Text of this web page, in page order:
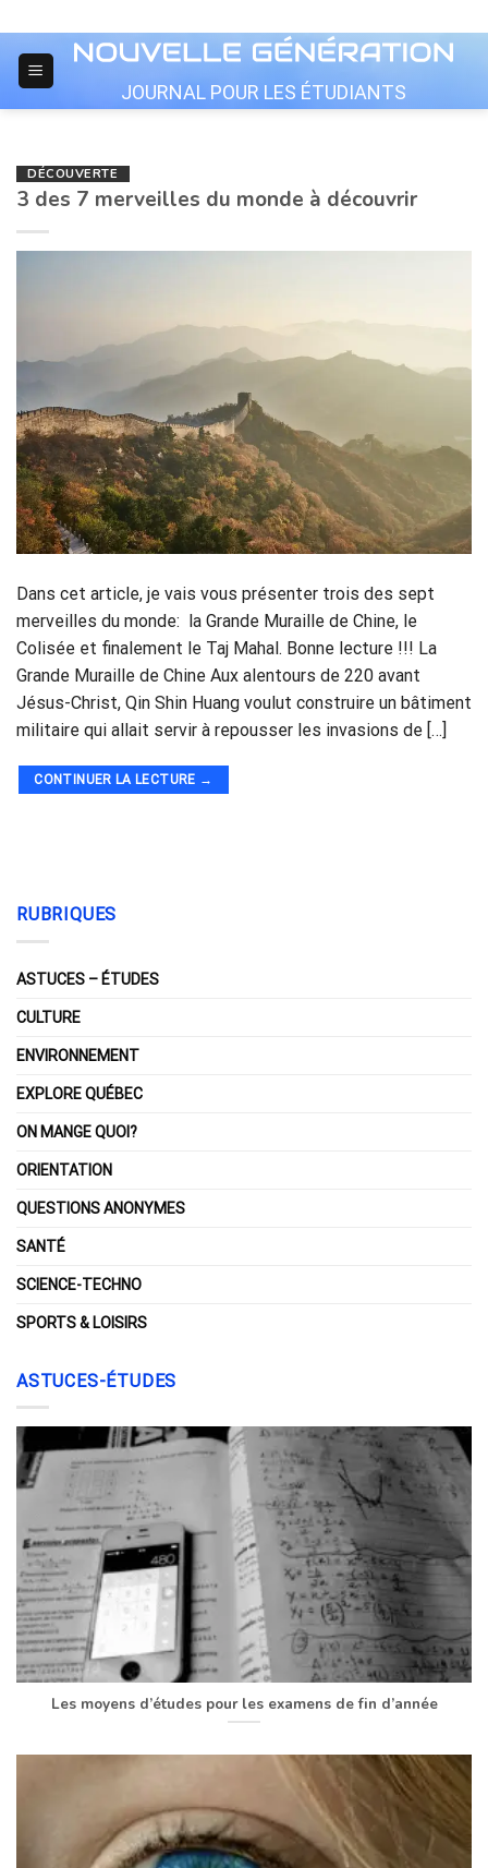
to
content
JOURNAL POUR LES ÉTUDIANTS
DÉCOUVERTE
3 des 7 merveilles du monde à découvrir
Dans cet article, je vais vous présenter trois des sept
merveilles du monde: la Grande Muraille de Chine, le
Colisée et finalement le Taj Mahal. Bonne lecture !!! La
Grande Muraille de Chine Aux alentours de 220 avant
Jésus-Christ, Qin Shin Huang voulut construire un bâtiment
militaire qui allait servir à repousser les invasions de […]
CONTINUER LA LECTURE →
RUBRIQUES
ASTUCES – ÉTUDES
CULTURE
ENVIRONNEMENT
EXPLORE QUÉBEC
ON MANGE QUOI?
ORIENTATION
QUESTIONS ANONYMES
SANTÉ
SCIENCE-TECHNO
SPORTS & LOISIRS
ASTUCES-ÉTUDES
Les moyens d’études pour les examens de fin d’année